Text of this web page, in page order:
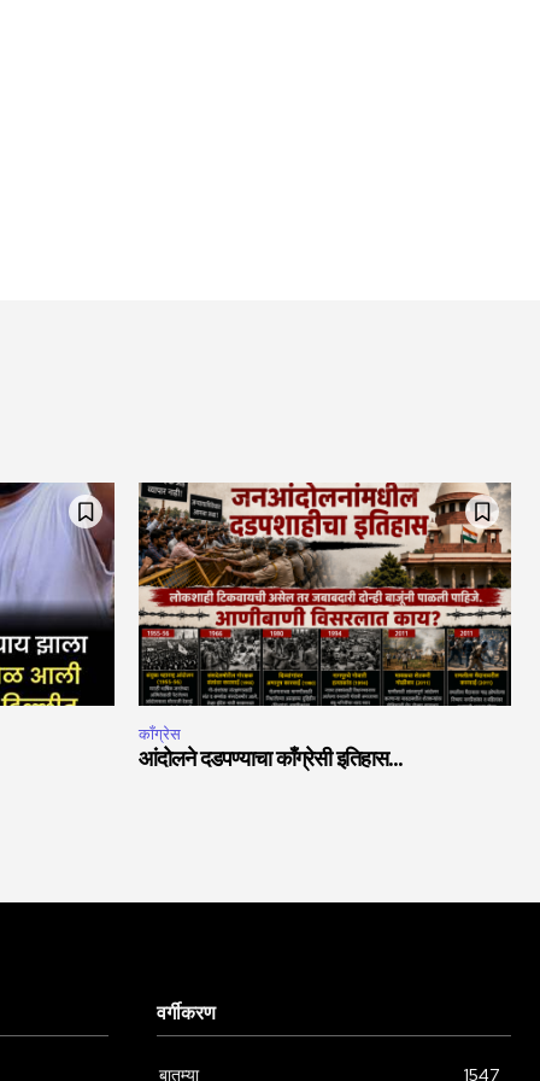
काँग्रेस
आंदोलने दडपण्याचा काँग्रेसी इतिहास…
वर्गीकरण
बातम्या 1547